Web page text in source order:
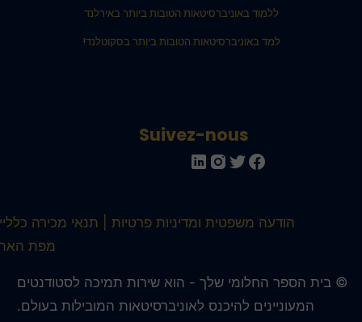
ללמוד באוניברסיטאות הטובות ביותר באירלנד
למד באוניברסיטאות הטובות ביותר בסקוטלנד!
Suivez-nous
הודעה משפטית ומדיניות פרטיות
תנאי מכירה כלליים
מפת האתר
בית הספר החלומי שלך - הוא שירות תמיכה לסטודנטים
המעוניינים להיכנס לאוניברסיטאות המובילות בעולם.